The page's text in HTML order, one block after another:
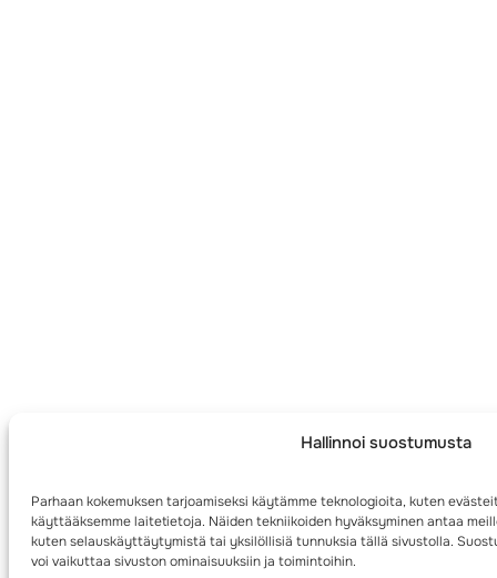
Hallinnoi suostumusta
Parhaan kokemuksen tarjoamiseksi käytämme teknologioita, kuten
käyttääksemme laitetietoja. Näiden tekniikoiden hyväksyminen antaa
kuten selauskäyttäytymistä tai yksilöllisiä tunnuksia tällä sivustolla.
voi vaikuttaa sivuston ominaisuuksiin ja toimintoihin.